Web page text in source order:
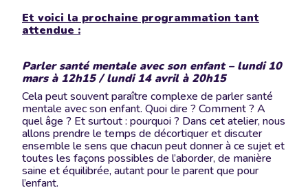
Et voici la prochaine programmation tant
attendue :
Parler santé mentale avec son enfant – lundi 10
mars à 12h15 / lundi 14 avril à 20h15
Cela peut souvent paraître complexe de parler santé
mentale avec son enfant. Quoi dire ? Comment ? A
quel âge ? Et surtout : pourquoi ? Dans cet atelier, nous
allons prendre le temps de décortiquer et discuter
ensemble le sens que chacun peut donner à ce sujet et
toutes les façons possibles de l’aborder, de manière
saine et équilibrée, autant pour le parent que pour
l’enfant.